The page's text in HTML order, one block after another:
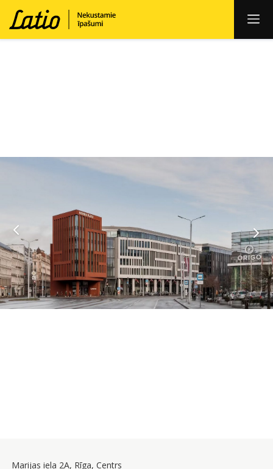
Marijas iela 2A, Rīga, Centrs